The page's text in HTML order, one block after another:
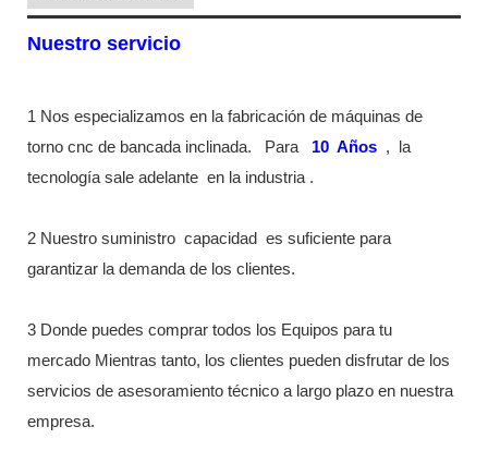
Nuestro servicio
1 Nos especializamos en la fabricación de máquinas de
torno cnc de bancada inclinada.
Para 10 Años ,
la
tecnología sale adelante en la industria .
2 Nuestro suministro capacidad
es suficiente para
garantizar la demanda de los clientes.
3 Donde puedes comprar todos los Equipos para tu
mercado Mientras tanto, los clientes pueden disfrutar de los
servicios de asesoramiento técnico a largo plazo en nuestra
empresa.